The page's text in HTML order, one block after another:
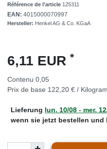
Référence de l’article 125311
EAN: 4015000070997
Hersteller: Henkel AG & Co. KGaA
6,11 EUR *
Contenu 0,05
Prix de base 122,20 € /
Lieferung lun. 10/08 - mer.
wenn sie jetzt bestellen und